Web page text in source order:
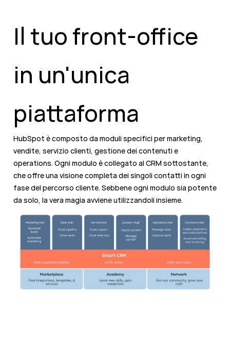
Il tuo front-office
in un'unica
piattaforma
HubSpot è composto da moduli specifici per marketing,
vendite, servizio clienti, gestione dei contenuti e
operations. Ogni modulo è collegato al CRM sottostante,
che offre una visione completa dei singoli contatti in ogni
fase del percorso cliente. Sebbene ogni modulo sia potente
da solo, la vera magia avviene utilizzandoli insieme.